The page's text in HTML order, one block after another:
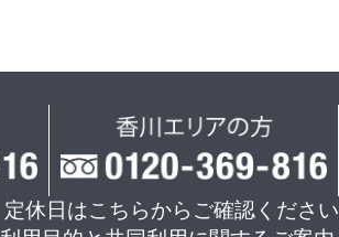
定休日はこちらからご確認ください